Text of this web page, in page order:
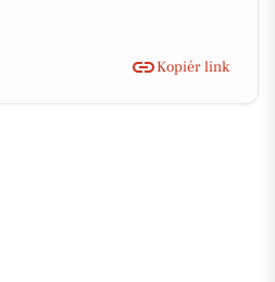
Kopiér link